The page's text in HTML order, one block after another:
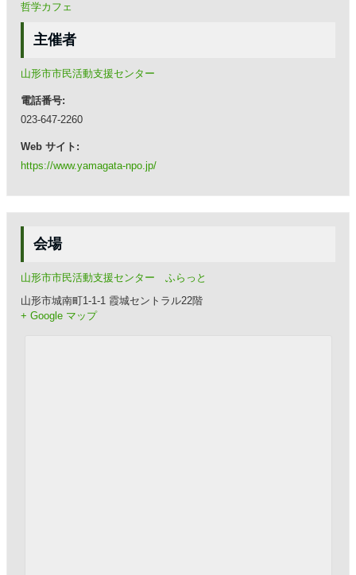
哲学カフェ
主催者
山形市市民活動支援センター
電話番号:
023-647-2260
Web サイト:
https://www.yamagata-npo.jp/
会場
山形市市民活動支援センター ふらっと
山形市城南町1-1-1 霞城セントラル22階
+ Google マップ